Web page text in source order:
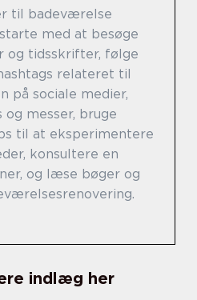
til badeværelse
med at besøge
og tidsskrifter, følge
relateret til
på sociale medier,
og messer, bruge
til at eksperimentere
konsultere en
og læse bøger og
indlæg her